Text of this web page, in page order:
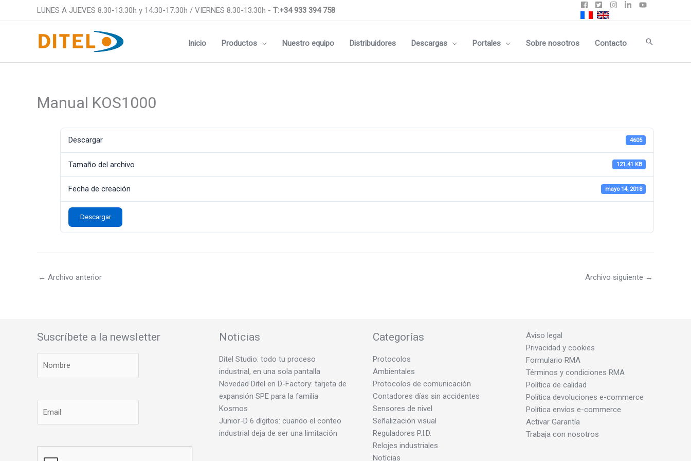
LUNES A JUEVES 8:30-13:30h y 14:30-17:30h / VIERNES 8:30-13:30h - T:+34 933 394 758
Inicio Productos Nuestro equipo Distribuidores Descargas Portales Sobre nosotros Contacto Buscar
Manual KOS1000
Descargar 4605
Tamaño del archivo 121.41 KB
Fecha de creación mayo 14, 2018
Descargar
← Archivo anterior Archivo siguiente →
Suscríbete a la newsletter Noticias
Ditel Studio: todo tu proceso
industrial, en una sola pantalla
Novedad Ditel en D-Factory: tarjeta de
expansión SPE para la familia
Kosmos
Junior-D 6 dígitos: cuando el conteo
industrial deja de ser una limitación
Categorías
Protocolos
Ambientales
Protocolos de comunicación
Contadores días sin accidentes
Sensores de nivel
Señalización visual
Reguladores P.I.D.
Relojes industriales
Notícias
Aviso legal
Privacidad y cookies
Formulario RMA
Términos y condiciones RMA
Política de calidad
Política devoluciones e-commerce
Política envíos e-commerce
Activar Garantía
Trabaja con nosotros